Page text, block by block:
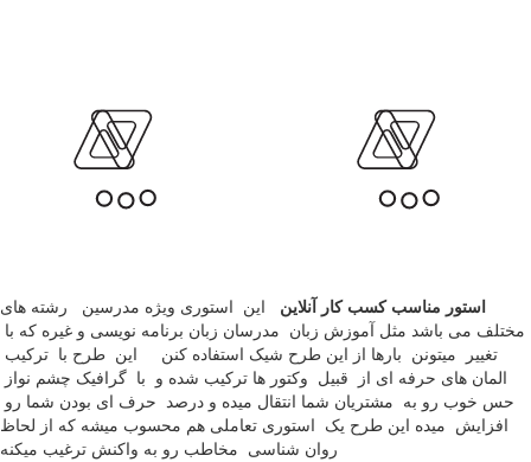
استور مناسب کسب کار آنلاین این استوری ویژه مدرسین رشته های
مختلف می باشد مثل آموزش زبان مدرسان زبان برنامه نویسی و غیره که با
تغییر میتونن بارها از این طرح شیک استفاده کنن این طرح با ترکیب
المان های حرفه ای از قبیل وکتور ها ترکیب شده و با گرافیک چشم نواز
حس خوب رو به مشتریان شما انتقال میده و درصد حرف ای بودن شما رو
افزایش میده این طرح یک استوری تعاملی هم محسوب میشه که از لحاظ
روان شناسی مخاطب رو به واکنش ترغیب میکنه